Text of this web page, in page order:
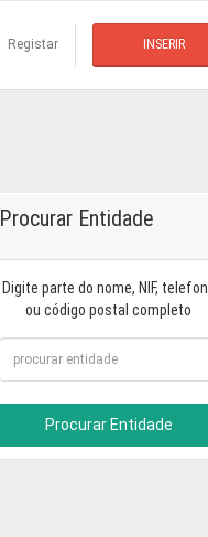
Registar INSERIR
Procurar Entidade
Digite parte do nome, NIF,
ou código postal completo
Procurar Entidade